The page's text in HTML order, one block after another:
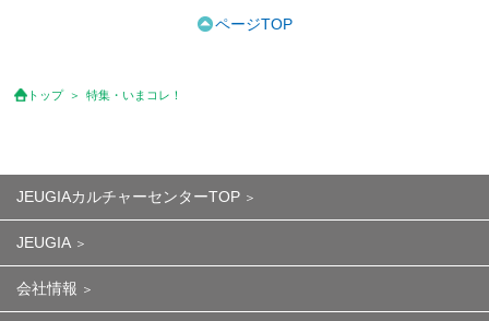
ページTOP
トップ 特集・いまコレ！
JEUGIAカルチャーセンターTOP
JEUGIA
会社情報